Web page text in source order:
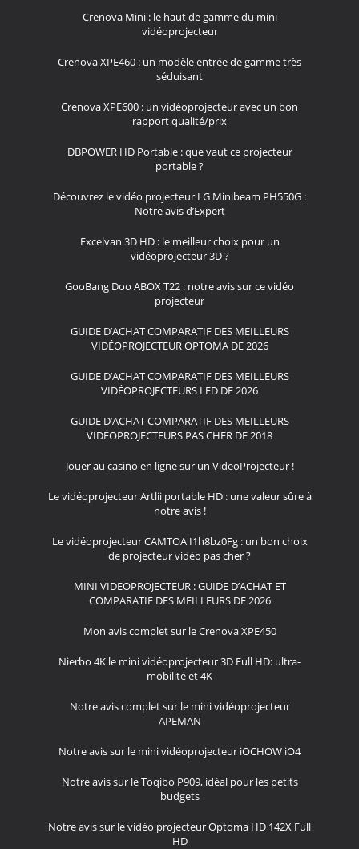
Crenova Mini : le haut de gamme du mini
vidéoprojecteur
Crenova XPE460 : un modèle entrée de gamme très
séduisant
Crenova XPE600 : un vidéoprojecteur avec un bon
rapport qualité/prix
DBPOWER HD Portable : que vaut ce projecteur
portable ?
Découvrez le vidéo projecteur LG Minibeam PH550G :
Notre avis d’Expert
Excelvan 3D HD : le meilleur choix pour un
vidéoprojecteur 3D ?
GooBang Doo ABOX T22 : notre avis sur ce vidéo
projecteur
GUIDE D’ACHAT COMPARATIF DES MEILLEURS
VIDÉOPROJECTEUR OPTOMA DE 2026
GUIDE D’ACHAT COMPARATIF DES MEILLEURS
VIDÉOPROJECTEURS LED DE 2026
GUIDE D’ACHAT COMPARATIF DES MEILLEURS
VIDÉOPROJECTEURS PAS CHER DE 2018
Jouer au casino en ligne sur un VideoProjecteur !
Le vidéoprojecteur Artlii portable HD : une valeur sûre à
notre avis !
Le vidéoprojecteur CAMTOA I1h8bz0Fg : un bon choix
de projecteur vidéo pas cher ?
MINI VIDEOPROJECTEUR : GUIDE D’ACHAT ET
COMPARATIF DES MEILLEURS DE 2026
Mon avis complet sur le Crenova XPE450
Nierbo 4K le mini vidéoprojecteur 3D Full HD: ultra-
mobilité et 4K
Notre avis complet sur le mini vidéoprojecteur
APEMAN
Notre avis sur le mini vidéoprojecteur iOCHOW iO4
Notre avis sur le Toqibo P909, idéal pour les petits
budgets
Notre avis sur le vidéo projecteur Optoma HD 142X Full
HD